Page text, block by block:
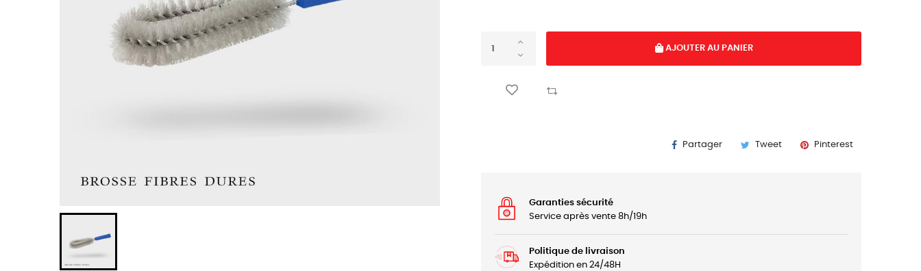
AJOUTER AU PANIER
Partager Tweet Pinterest
Garanties sécurité
Service après vente 8h/19h
Politique de livraison
Expédition en 24/48H